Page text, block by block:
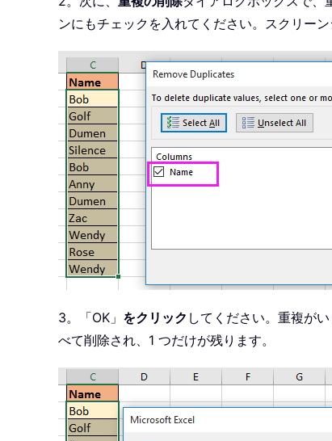
ンにもチェックを入れてください。スクリー
3。「OK」 をクリック してください。重複が
べて削除され、1 つだけが残ります。